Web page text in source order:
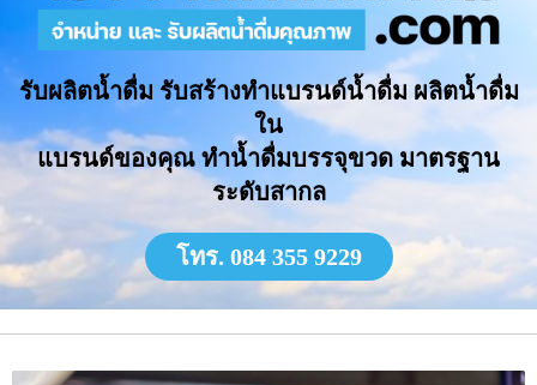
รับผลิตน้ำดื่ม รับสร้างทำแบรนด์น้ำดื่ม ผลิตน้ำดื่ม
ใน
แบรนด์ของคุณ ทำน้ำดื่มบรรจุขวด มาตรฐาน
ระดับสากล
โทร. 084 355 9229